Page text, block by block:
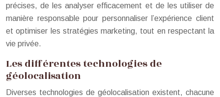
précises, de les analyser efficacement et de les utiliser de
manière responsable pour personnaliser l’expérience client
et optimiser les stratégies marketing, tout en respectant la
vie privée.
Les différentes technologies de
géolocalisation
Diverses technologies de géolocalisation existent, chacune